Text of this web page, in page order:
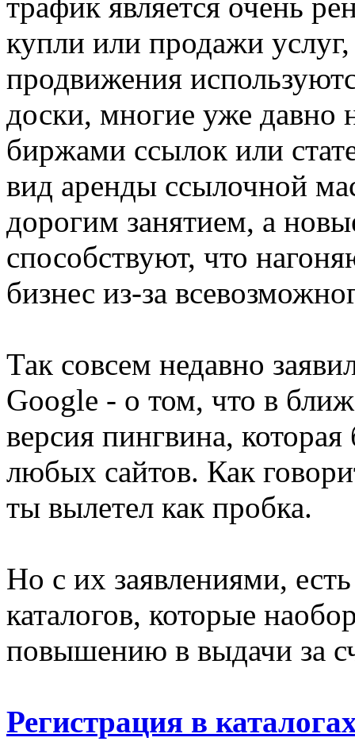
купли или продажи
продвижения
доски, многие уже давно
биржами ссылок или
вид аренды ссылочной
дорогим занятием, а
способствуют, что
бизнес из-за
Так совсем недавно
Google - о том, что в
версия пингвина,
любых сайтов. Как
ты вылетел как пробка.
Но с их заявлениями,
каталогов, которые
повышению в выдачи за
Регистрация в